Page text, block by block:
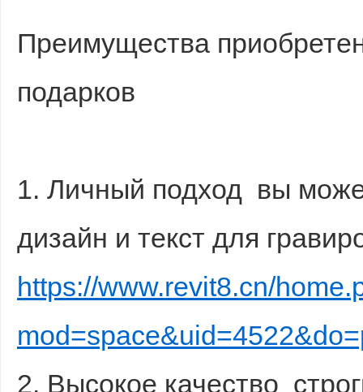
Преимущества
подарков
1. Личный подход вы
дизайн и текст для
https://www.revit8.cn/
2. Высокое качество